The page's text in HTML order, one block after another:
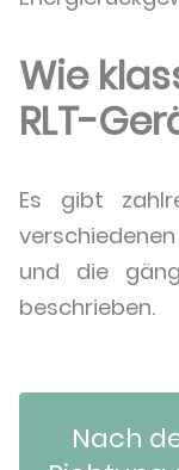
Wie
RLT-
Es gibt
und die
beschrieben.
Nach